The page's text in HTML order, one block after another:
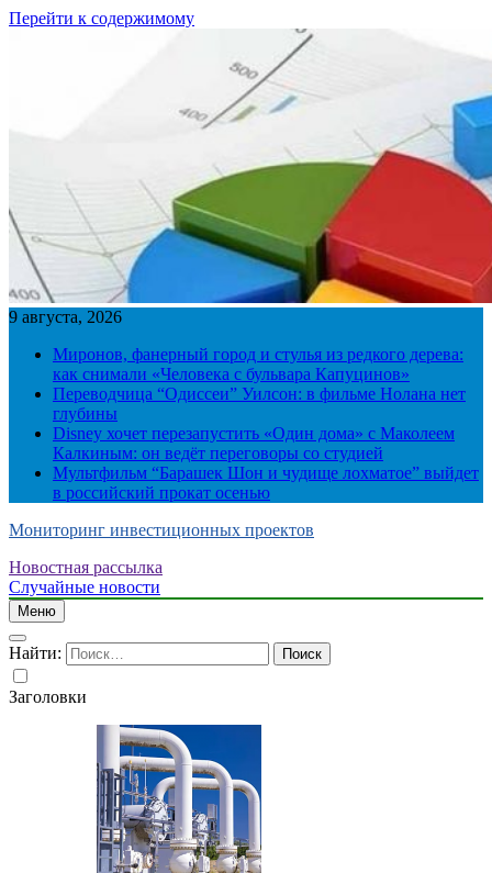
Перейти к содержимому
9 августа, 2026
Миронов, фанерный город и стулья из редкого дерева:
как снимали «Человека с бульвара Капуцинов»
Переводчица “Одиссеи” Уилсон: в фильме Нолана нет
глубины
Disney хочет перезапустить «Один дома» с Маколеем
Калкиным: он ведёт переговоры со студией
Мультфильм “Барашек Шон и чудище лохматое” выйдет
в российский прокат осенью
Мониторинг инвестиционных проектов
Новостная рассылка
Случайные новости
Меню
Найти:
Заголовки